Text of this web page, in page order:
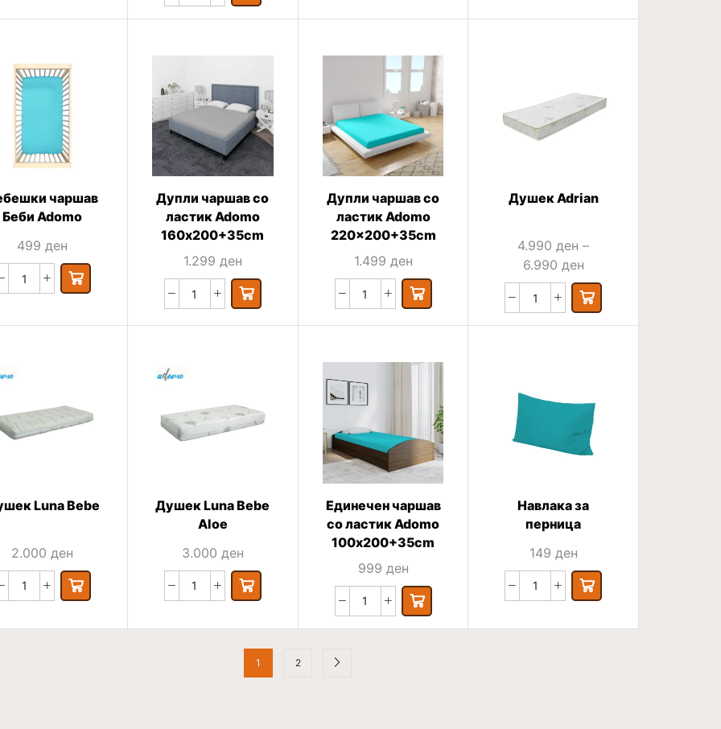
чаршав
Беби Adomo
499ден
Дупли чаршав со
ластик Adomo
160х200+35cm
1.299 ден
Дупли чаршав со
ластик Adomo
220×200+35cm
1.499 ден
Душек Adrian
4.990ден –
6.990 ден
Luna Bebe
2.000 ден
Душек Luna Bebe
Aloe
3.000 ден
Единечен чаршав
со ластик Adomo
100х200+35cm
999 ден
Навлака за
перница
149 ден
1 2